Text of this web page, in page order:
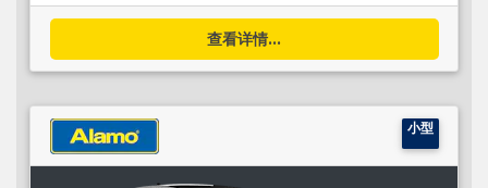
查看详情...
小型